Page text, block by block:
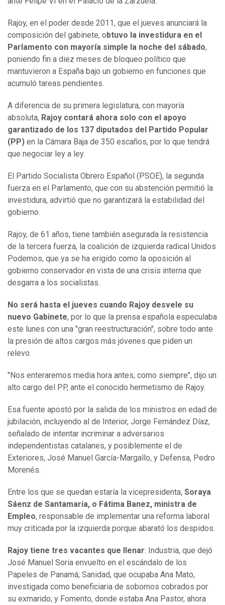
Rajoy, en el poder desde 2011, que el jueves anunciará la
composición del gabinete, o btuvo la investidura en el
Parlamento con mayoría simple la noche del sábado,
poniendo fin a diez meses de bloqueo político que
mantuvieron a España bajo un gobierno en funciones que
acumuló tareas pendientes.
A diferencia de su primera legislatura, con mayoría
absoluta, Rajoy contará ahora solo con el apoyo
garantizado de los 137 diputados del Partido Popular
(PP) en la Cámara Baja de 350 escaños, por lo que tendrá
que negociar ley a ley.
El Partido Socialista Obrero Español (PSOE), la segunda
fuerza en el Parlamento, que con su abstención permitió la
investidura, advirtió que no garantizará la estabilidad del
gobierno.
Rajoy, de 61 años, tiene también asegurada la resistencia
de la tercera fuerza, la coalición de izquierda radical Unidos
Podemos, que ya se ha erigido como la oposición al
gobierno conservador en vista de una crisis interna que
desgarra a los socialistas.
No será hasta el jueves cuando Rajoy desvele su
nuevo Gabinete, por lo que la prensa española especulaba
este lunes con una "gran reestructuración", sobre todo ante
la presión de altos cargos más jóvenes que piden un
relevo.
"Nos enteraremos media hora antes, como siempre", dijo un
alto cargo del PP, ante el conocido hermetismo de Rajoy.
Esa fuente apostó por la salida de los ministros en edad de
jubilación, incluyendo al de Interior, Jorge Fernández Díaz,
señalado de intentar incriminar a adversarios
independentistas catalanes, y posiblemente el de
Exteriores, José Manuel García-Margallo, y Defensa, Pedro
Morenés.
Entre los que se quedan estaría la vicepresidenta, Soraya
Sáenz de Santamaria, o Fátima Banez, ministra de
Empleo, responsable de implementar una reforma laboral
muy criticada por la izquierda porque abarató los despidos.
Rajoy tiene tres vacantes que llenar: Industria, que dejó
José Manuel Soria envuelto en el escándalo de los
Papeles de Panamá; Sanidad, que ocupaba Ana Mato,
investigada como beneficiaria de sobornos cobrados por
su exmarido; y Fomento, donde estaba Ana Pastor, ahora